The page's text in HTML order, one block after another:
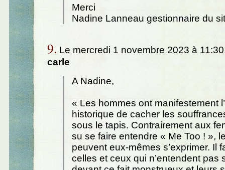
Merci
Nadine Lanneau gestionnaire du
9. Le mercredi 1 novembre 2023 à
carle
A Nadine,
« Les hommes ont manifestement
historique de cacher les
sous le tapis. Contrairement aux
su se faire entendre « Me Too ! »,
peuvent eux-mêmes s’exprimer. Il
celles et ceux qui n’entendent pas